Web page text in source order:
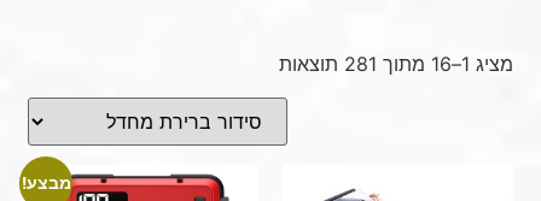
מציג 1–16 מתוך 281 תוצאות
מבצע!